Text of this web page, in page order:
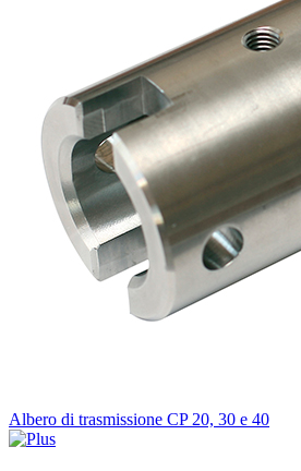
Albero di trasmissione CP 20, 30 e 40